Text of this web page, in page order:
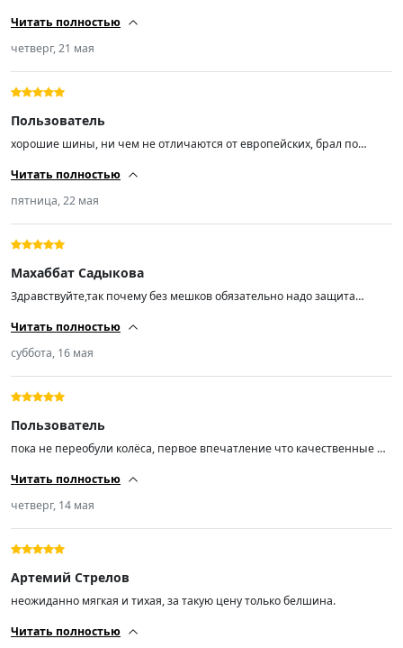
Читать полностью
четверг, 21 мая
Пользователь
хорошие шины, ни чем не отличаются от европейских, брал по
Читать полностью
пятница, 22 мая
Махаббат Садыкова
Здравствуйте,так почему без мешков обязательно надо защита
Читать полностью
суббота, 16 мая
Пользователь
пока не переобули колёса, первое впечатление что качественные и
Читать полностью
четверг, 14 мая
Артемий Стрелов
неожиданно мягкая и тихая, за такую цену только белшина.
Читать полностью